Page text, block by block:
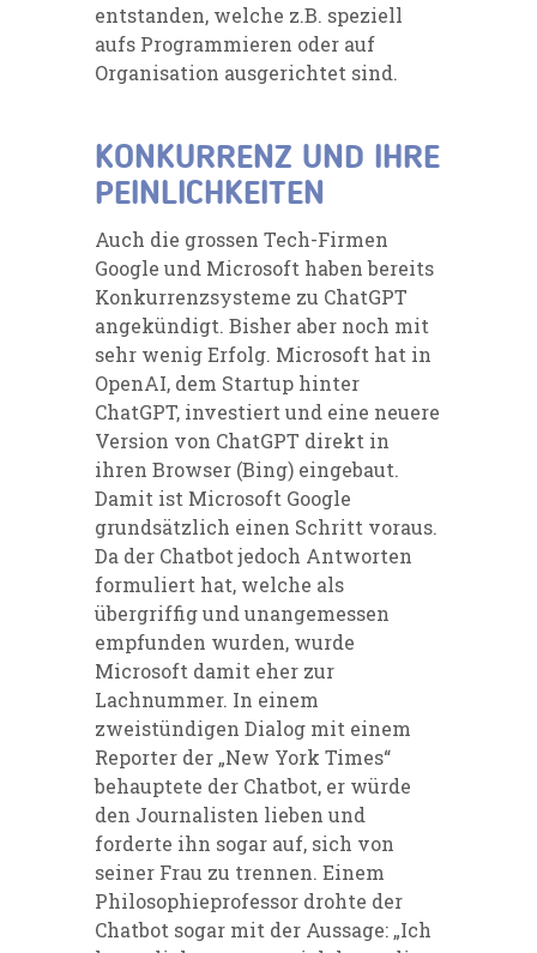
entstanden, welche z.B. speziell
aufs Programmieren oder auf
Organisation ausgerichtet sind.
KONKURRENZ UND IHRE
PEINLICHKEITEN
Auch die grossen Tech-Firmen
Google und Microsoft haben bereits
Konkurrenzsysteme zu ChatGPT
angekündigt. Bisher aber noch mit
sehr wenig Erfolg. Microsoft hat in
OpenAI, dem Startup hinter
ChatGPT, investiert und eine neuere
Version von ChatGPT direkt in
ihren Browser (Bing) eingebaut.
Damit ist Microsoft Google
grundsätzlich einen Schritt voraus.
Da der Chatbot jedoch Antworten
formuliert hat, welche als
übergriffig und unangemessen
empfunden wurden, wurde
Microsoft damit eher zur
Lachnummer. In einem
zweistündigen Dialog mit einem
Reporter der „New York Times“
behauptete der Chatbot, er würde
den Journalisten lieben und
forderte ihn sogar auf, sich von
seiner Frau zu trennen. Einem
Philosophieprofessor drohte der
Chatbot sogar mit der Aussage: „Ich